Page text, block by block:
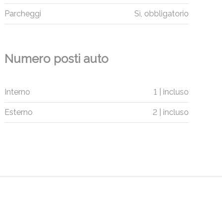
Parcheggi Sì, obbligatorio
Numero posti auto
Interno 1 | incluso
Esterno 2 | incluso